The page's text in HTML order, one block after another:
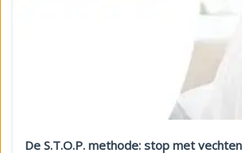
De S.T.O.P. methode: stop met